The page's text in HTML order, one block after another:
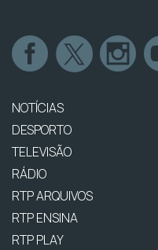
NOTÍCIAS
DESPORTO
TELEVISÃO
RÁDIO
RTP ARQUIVOS
RTP ENSINA
RTP PLAY